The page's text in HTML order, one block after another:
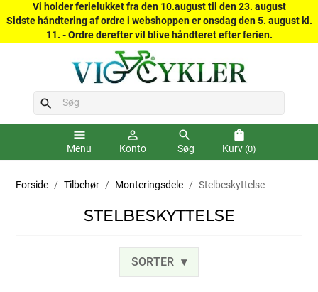
Vi holder ferielukket fra den 10.august til den 23. august
Sidste håndtering af ordre i webshoppen er onsdag den 5. august kl.
11. - Ordre derefter vil blive håndteret efter ferien.
search
menu
Menu
person_outline
Konto
search
Søg
shopping_bag
Kurv (0)
Forside Tilbehør Monteringsdele Stelbeskyttelse
STELBESKYTTELSE
SORTER